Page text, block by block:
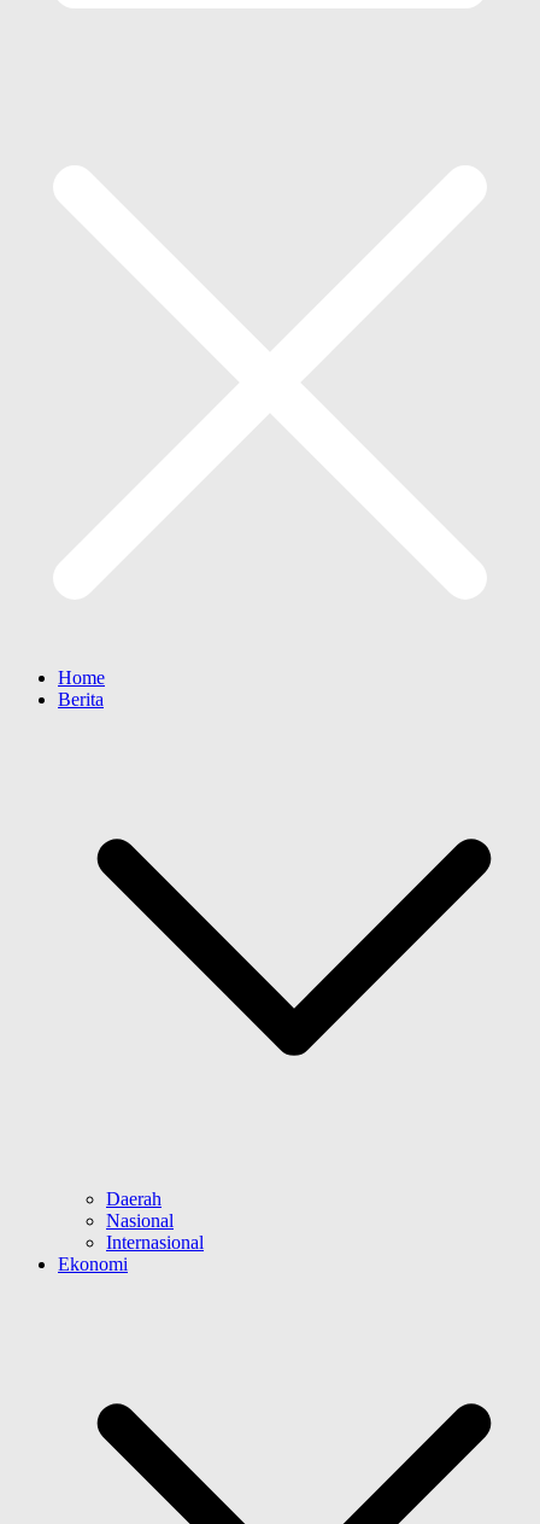
Home
Berita
Daerah
Nasional
Internasional
Ekonomi